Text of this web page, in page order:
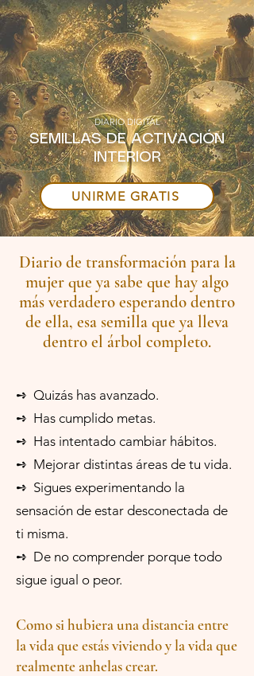
DIARIO DIGITAL
SEMILLAS DE ACTIVACIÓN
INTERIOR
UNIRME GRATIS
Diario de transformación para la
mujer que ya sabe que hay algo
más verdadero esperando dentro
de ella, esa semilla que ya lleva
dentro el árbol completo.
➺ Quizás has avanzado.
➺ Has cumplido metas.
➺ Has intentado cambiar hábitos.
➺ Mejorar distintas áreas de tu vida.
➺ Sigues experimentando la
sensación de estar desconectada de
ti misma.
➺ De no comprender porque todo
sigue igual o peor.
Como si hubiera una distancia entre
la vida que estás viviendo y la vida que
realmente anhelas crear.